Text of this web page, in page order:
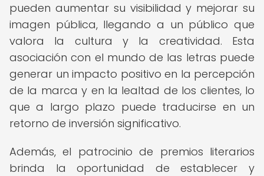
pueden aumentar su visibilidad y mejorar su
imagen pública, llegando a un público que
valora la cultura y la creatividad. Esta
asociación con el mundo de las letras puede
generar un impacto positivo en la percepción
de la marca y en la lealtad de los clientes, lo
que a largo plazo puede traducirse en un
retorno de inversión significativo.
Además, el patrocinio de premios literarios
brinda la oportunidad de establecer y